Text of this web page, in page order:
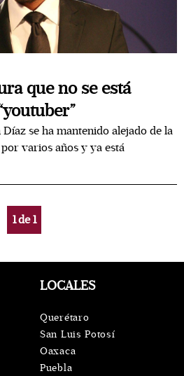
que no se está
se ha mantenido alejado de la
varios años y ya está
1de1
LOCALES
Querétaro
San Luis Potosí
Oaxaca
Puebla